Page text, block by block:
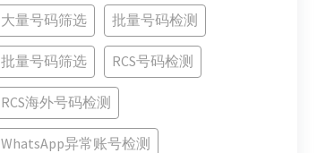
大量号码筛选 批量号码检测
批量号码筛选 RCS号码检测
RCS海外号码检测
WhatsApp异常账号检测